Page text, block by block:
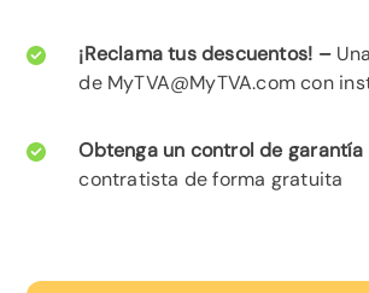
¡Reclama tus descuentos! –
de MyTVA@MyTVA.com con
Obtenga un control de
contratista de forma gratuita